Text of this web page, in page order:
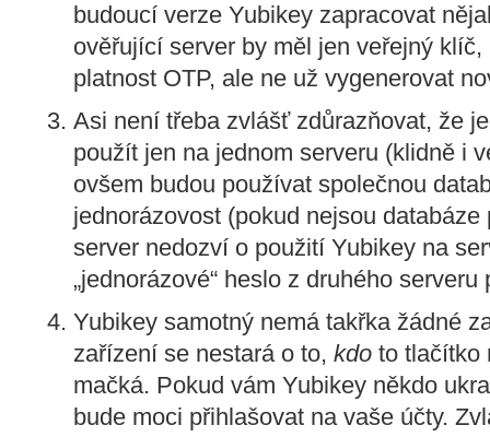
budoucí verze Yubikey zapracovat
ověřující server by měl jen veřejný
platnost OTP, ale ne už vygenerovat
Asi není třeba zvlášť zdůrazňovat, že
použít jen na jednom serveru (klidně i
ovšem budou používat společnou
jednorázovost (pokud nejsou
server nedozví o použití Yubikey na
„jednorázové“ heslo z druhého
Yubikey samotný nemá takřka žádné
zařízení se nestará o to, kdo to tlačítko
mačká. Pokud vám Yubikey někdo
bude moci přihlašovat na vaše účty.